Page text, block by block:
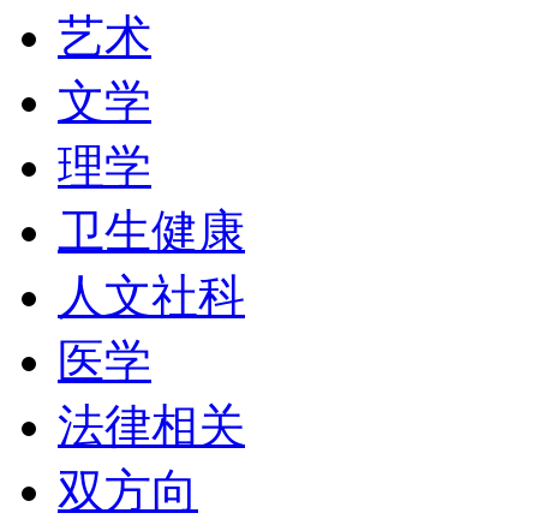
艺术学院（
斯本南岸的中央商业区
兰州政府、州议会和市
艺术和音乐所需之行销
计等辅修课程。由于华
士兰黄金海岸的“电影世
World），而格里菲斯大
仅有的国立大学；由此
艺术
文学
理学
卫生健康
人文社科
医学
法律相关
双方向